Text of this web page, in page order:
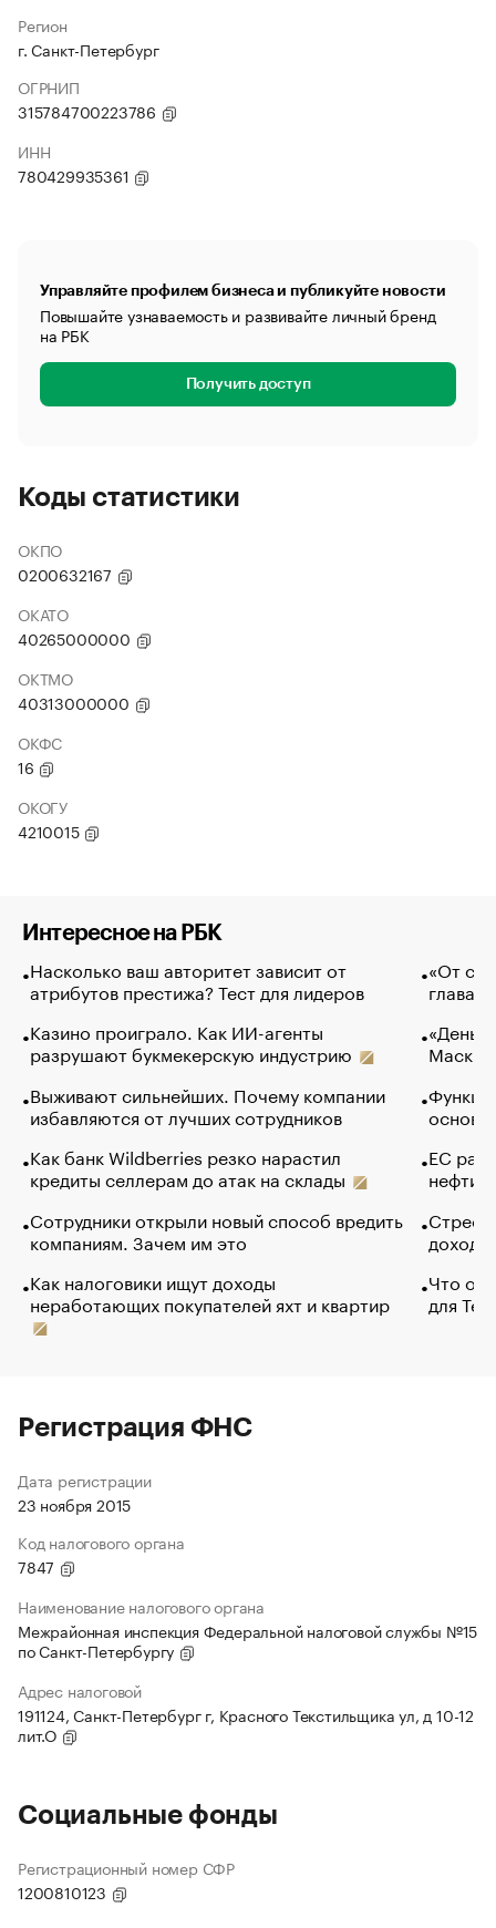
Регион
г. Санкт-Петербург
ОГРНИП
315784700223786
ИНН
780429935361
Управляйте профилем бизнеса и публикуйте новости
Повышайте узнаваемость и развивайте личный бренд
на РБК
Получить доступ
Коды статистики
ОКПО
0200632167
ОКАТО
40265000000
ОКТМО
40313000000
ОКФС
16
ОКОГУ
4210015
Интересное на РБК
Насколько ваш авторитет зависит от
атрибутов престижа? Тест для лидеров
Казино проиграло. Как ИИ-агенты
разрушают букмекерскую индустрию
Выживают сильнейших. Почему компании
избавляются от лучших сотрудников
Как банк Wildberries резко нарастил
кредиты селлерам до атак на склады
Сотрудники открыли новый способ вредить
компаниям. Зачем им это
Как налоговики ищут доходы
неработающих покупателей яхт и квартир
«От
глава
Маск в
основ
ЕС
нефти
Что
для
Регистрация ФНС
Дата регистрации
23 ноября 2015
Код налогового органа
7847
Наименование налогового органа
Межрайонная инспекция Федеральной налоговой службы №15
по Санкт-Петербургу
Адрес налоговой
191124, Санкт-Петербург г, Красного Текстильщика ул, д 10-12
лит.О
Социальные фонды
Регистрационный номер СФР
1200810123